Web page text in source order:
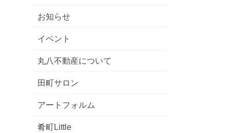
お知らせ
イベント
丸八不動産について
田町サロン
アートフォルム
肴町Little